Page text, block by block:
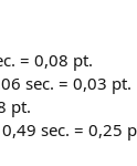
= 0,08 pt.
sec. = 0,03 pt.
pt.
sec. = 0,25